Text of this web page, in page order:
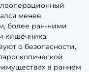
менее
более ран-ними
кишечника.
о безопасности,
в раннем